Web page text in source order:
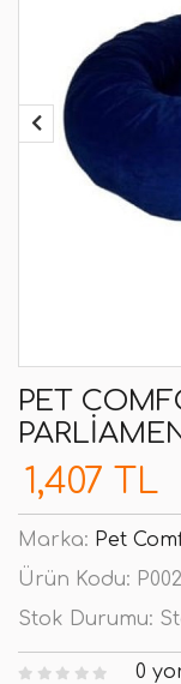
PET
1,407 TL
Marka: Pet
Ürün Kodu:
Stok Durumu:
0